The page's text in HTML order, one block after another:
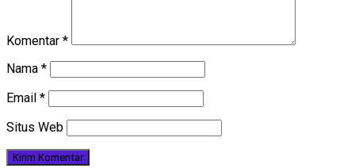
Komentar *
Nama *
Email *
Situs Web